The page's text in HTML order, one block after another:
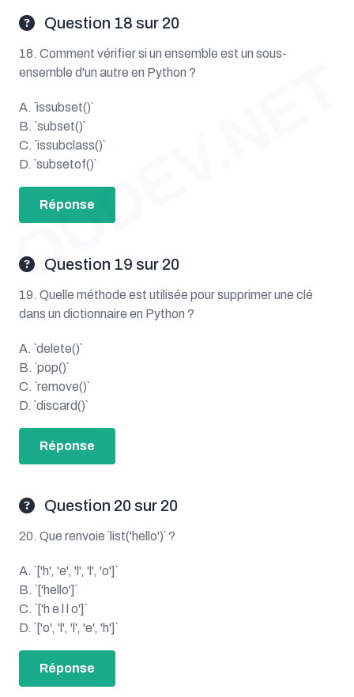
Question 18 sur 20
18. Comment vérifier si un ensemble est un sous-
ensemble d'un autre en Python ?
A. `issubset()`
B. `subset()`
C. `issubclass()`
D. `subsetof()`
Réponse
Question 19 sur 20
19. Quelle méthode est utilisée pour supprimer une clé
dans un dictionnaire en Python ?
A. `delete()`
B. `pop()`
C. `remove()`
D. `discard()`
Réponse
Question 20 sur 20
20. Que renvoie `list('hello')` ?
A. `['h', 'e', 'l', 'l', 'o']`
B. `['hello']`
C. `['h e l l o']`
D. `['o', 'l', 'l', 'e', 'h']`
Réponse
OUDEV.NET